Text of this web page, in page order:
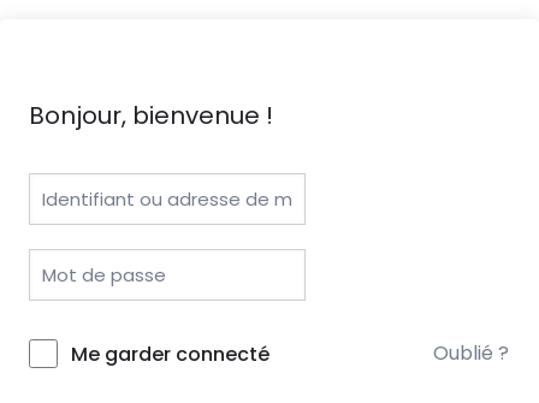
Bonjour, bienvenue !
Me garder connecté Oublié ?